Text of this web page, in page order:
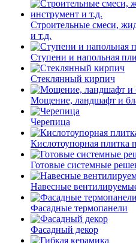
Строительные смеси,
и т.д.
Ступени и напольная
Cтеклянный кирпич
Мощение, ландшафт и
Черепица
Кислотоупорная плитка
Готовые системные
Навесные
Фасадные термопанели
Фасадный декор